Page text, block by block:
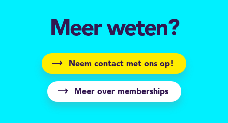
Meer weten?
Neem contact met ons op!
Meer over memberships